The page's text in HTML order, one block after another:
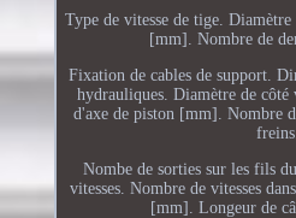
Type de vitesse de tige.
[mm]. Nombre de
Fixation de cables de support.
hydrauliques. Diamètre de
d'axe de piston [mm]. Nombre
freins.
Nombe de sorties sur les fils
vitesses. Nombre de vitesses
[mm]. Longeur de